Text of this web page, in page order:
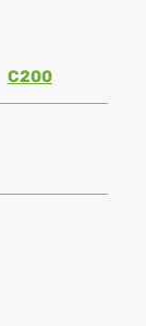
C200